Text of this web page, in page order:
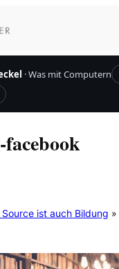
· Was mit Computern
ist auch Bildung »